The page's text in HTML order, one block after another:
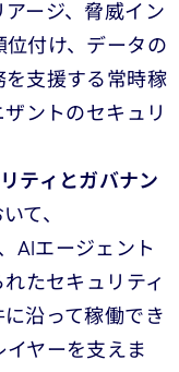
ージ、脅威イン
付け、データの
を支援する常時稼
ントのセキュリ
ティとガバナン
て、
AIエージェント
たセキュリティ
沿って稼働でき
ヤーを支えま